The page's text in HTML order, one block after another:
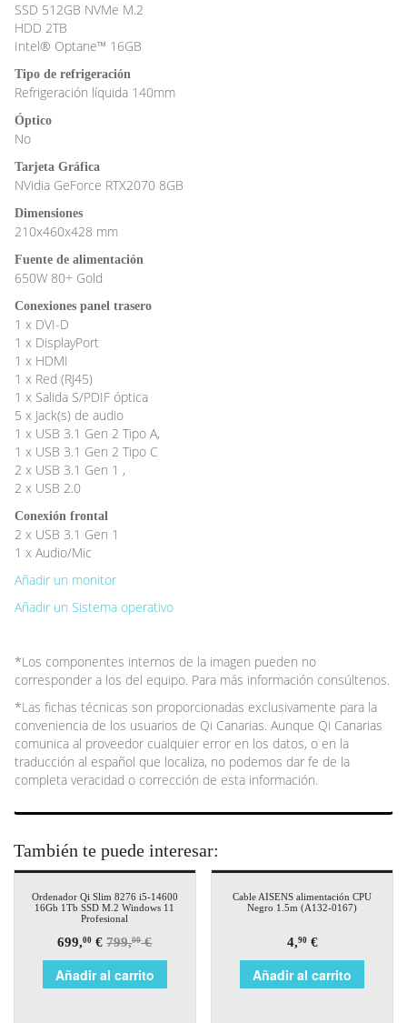
SSD 512GB NVMe M.2
HDD 2TB
Intel® Optane™ 16GB
Tipo de refrigeración
Refrigeración líquida 140mm
Óptico
No
Tarjeta Gráfica
NVidia GeForce RTX2070 8GB
Dimensiones
210x460x428 mm
Fuente de alimentación
650W 80+ Gold
Conexiones panel trasero
1 x DVI-D
1 x DisplayPort
1 x HDMI
1 x Red (RJ45)
1 x Salida S/PDIF óptica
5 x Jack(s) de audio
1 x USB 3.1 Gen 2 Tipo A,
1 x USB 3.1 Gen 2 Tipo C
2 x USB 3.1 Gen 1 ,
2 x USB 2.0
Conexión frontal
2 x USB 3.1 Gen 1
1 x Audio/Mic
Añadir un monitor
Añadir un Sistema operativo
*Los componentes internos de la imagen pueden no
corresponder a los del equipo. Para más información consúltenos.
*Las fichas técnicas son proporcionadas exclusivamente para la
conveniencia de los usuarios de Qi Canarias. Aunque Qi Canarias
comunica al proveedor cualquier error en los datos, o en la
traducción al español que localiza, no podemos dar fe de la
completa veracidad o corrección de esta información.
También te puede interesar:
¡Oferta!
Ordenador Qi Slim 8276 i5-14600
16Gb 1Tb SSD M.2 Windows 11
Profesional
699,00 € 799,00€
Añadir al carrito
Cable AISENS alimentación CPU
Negro 1.5m (A132-0167)
4,90€
Añadir al carrito